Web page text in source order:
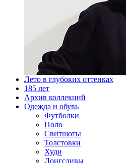
Лето в глубоких оттенках
185 лет
Архив коллекций
Одежда и обувь
Футболки
Поло
Свитшоты
Толстовки
Худи
Лонгсливы